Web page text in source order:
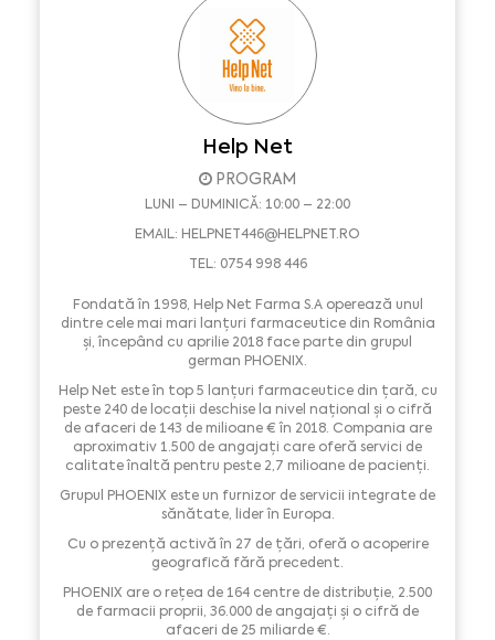
Help Net
PROGRAM
LUNI – DUMINICĂ: 10:00 – 22:00
EMAIL: HELPNET446@HELPNET.RO
TEL: 0754 998 446
Fondată în 1998, Help Net Farma S.A operează unul
dintre cele mai mari lanțuri farmaceutice din România
și, începând cu aprilie 2018 face parte din grupul
german PHOENIX.
Help Net este în top 5 lanțuri farmaceutice din țară, cu
peste 240 de locații deschise la nivel național și o cifră
de afaceri de 143 de milioane € în 2018. Compania are
aproximativ 1.500 de angajați care oferă servici de
calitate înaltă pentru peste 2,7 milioane de pacienți.
Grupul PHOENIX este un furnizor de servicii integrate de
sănătate, lider în Europa.
Cu o prezență activă în 27 de țări, oferă o acoperire
geografică fără precedent.
PHOENIX are o rețea de 164 centre de distribuție, 2.500
de farmacii proprii, 36.000 de angajați și o cifră de
afaceri de 25 miliarde €.